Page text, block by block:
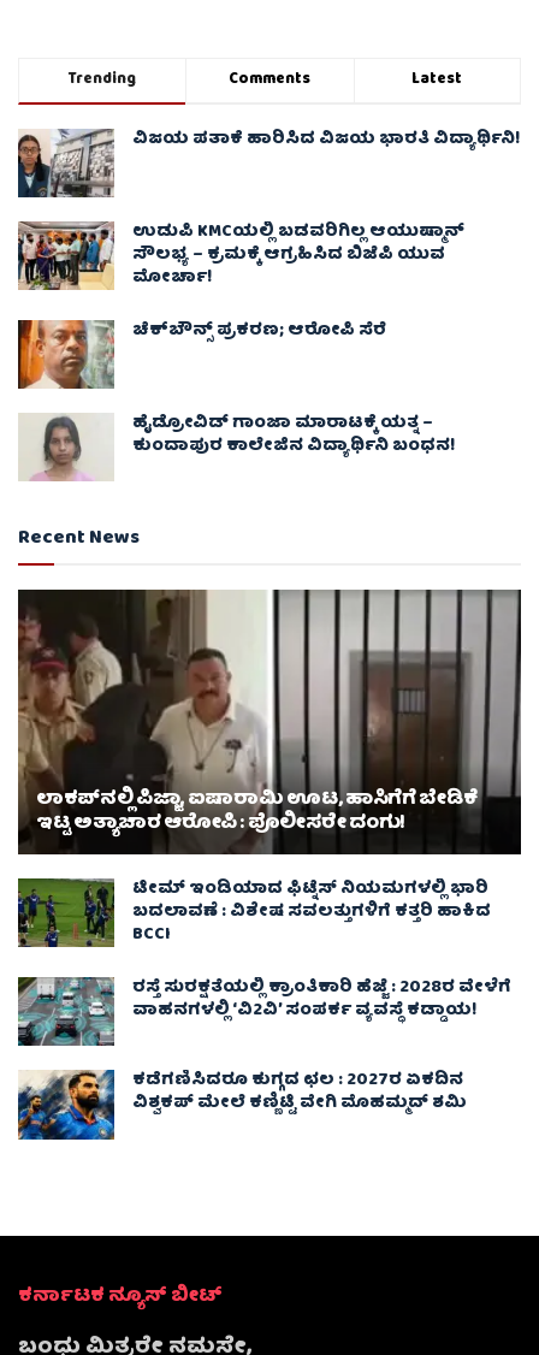
Trending Comments Latest
ವಿಜಯ ಪತಾಕೆ ಹಾರಿಸಿದ ವಿಜಯ ಭಾರತಿ ವಿದ್ಯಾರ್ಥಿನಿ!
ಉಡುಪಿ KMCಯಲ್ಲಿ ಬಡವರಿಗಿಲ್ಲ ಆಯುಷ್ಮಾನ್
ಸೌಲಭ್ಯ – ಕ್ರಮಕ್ಕೆ ಆಗ್ರಹಿಸಿದ ಬಿಜೆಪಿ ಯುವ
ಮೋರ್ಚಾ!
ಚೆಕ್​ಬೌನ್ಸ್​ ಪ್ರಕರಣ; ಆರೋಪಿ ಸೆರೆ
ಹೈಡ್ರೋವಿಡ್ ಗಾಂಜಾ ಮಾರಾಟಕ್ಕೆ ಯತ್ನ –
ಕುಂದಾಪುರ ಕಾಲೇಜಿನ ವಿದ್ಯಾರ್ಥಿನಿ ಬಂಧನ!
Recent News
ಲಾಕಪ್‌ನಲ್ಲಿ ಪಿಜ್ಜಾ, ಐಷಾರಾಮಿ ಊಟ, ಹಾಸಿಗೆಗೆ ಬೇಡಿಕೆ
ಇಟ್ಟ ಅತ್ಯಾಚಾರ ಆರೋಪಿ : ಪೊಲೀಸರೇ ದಂಗು!
ಟೀಮ್ ಇಂಡಿಯಾದ ಫಿಟ್ನೆಸ್ ನಿಯಮಗಳಲ್ಲಿ ಭಾರಿ
ಬದಲಾವಣೆ : ವಿಶೇಷ ಸವಲತ್ತುಗಳಿಗೆ ಕತ್ತರಿ ಹಾಕಿದ
BCCI
ರಸ್ತೆ ಸುರಕ್ಷತೆಯಲ್ಲಿ ಕ್ರಾಂತಿಕಾರಿ ಹೆಜ್ಜೆ : 2028ರ ವೇಳೆಗೆ
ವಾಹನಗಳಲ್ಲಿ ‘ವಿ2ವಿ’ ಸಂಪರ್ಕ ವ್ಯವಸ್ಥೆ ಕಡ್ಡಾಯ!
ಕಡೆಗಣಿಸಿದರೂ ಕುಗ್ಗದ ಛಲ : 2027ರ ಏಕದಿನ
ವಿಶ್ವಕಪ್‌ ಮೇಲೆ ಕಣ್ಣಿಟ್ಟಿ ವೇಗಿ ಮೊಹಮ್ಮದ್ ಶಮಿ
ಕರ್ನಾಟಕ ನ್ಯೂಸ್ ಬೀಟ್